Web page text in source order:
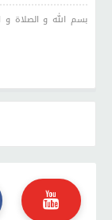
بسم الله و الصلاة و